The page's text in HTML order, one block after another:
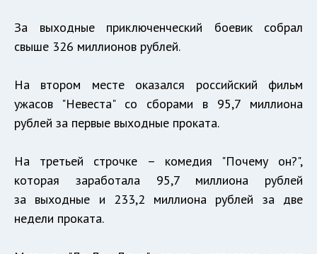
За выходные приключенческий боевик собрал
свыше 326 миллионов рублей.
На втором месте оказался российский фильм
ужасов "Невеста" со сборами в 95,7 миллиона
рублей за первые выходные проката.
На третьей строчке – комедия "Почему он?",
которая заработала 95,7 миллиона рублей
за выходные и 233,2 миллиона рублей за две
недели проката.